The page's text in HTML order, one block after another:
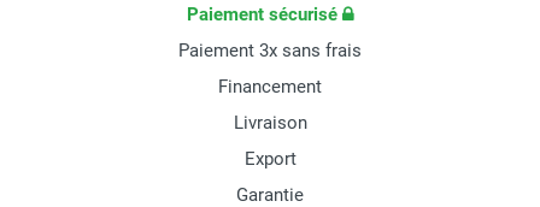
Paiement sécurisé
Paiement 3x sans frais
Financement
Livraison
Export
Garantie